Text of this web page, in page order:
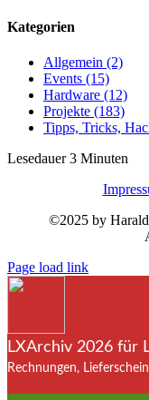
Kategorien
Allgemein (2)
Events (15)
Hardware (12)
Projekte (183)
Tipps, Tricks,
Lesedauer 3 Minuten
©2025 by
Page load link
LXArchiv 2026 für
Rechnungen,